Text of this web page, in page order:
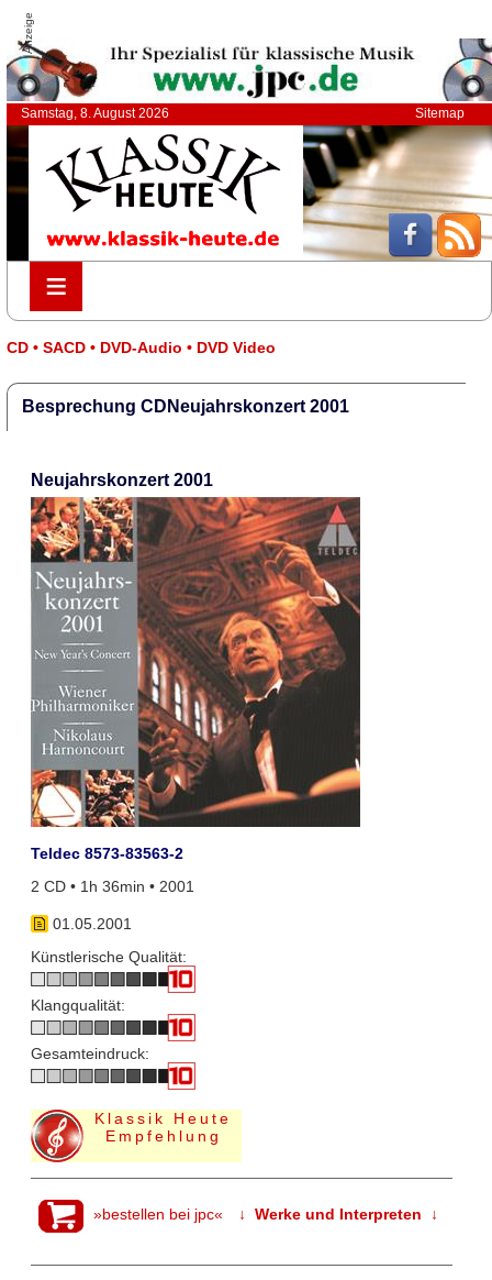
Anzeige
Samstag, 8. August 2026 Sitemap
≡
≡
CD • SACD • DVD-Audio • DVD Video
Besprechung CDNeujahrskonzert 2001
Neujahrskonzert 2001
Teldec 8573-83563-2
2 CD • 1h 36min • 2001
01.05.2001
Künstlerische Qualität:
Klangqualität:
Gesamteindruck:
Klassik Heute
Empfehlung
»bestellen bei jpc« ↓ Werke und Interpreten ↓